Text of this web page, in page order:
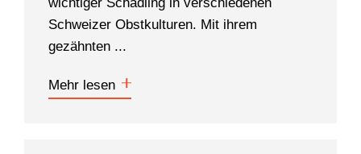
Schweizer Obstkulturen. Mit ihrem
gezähnten ...
Mehr lesen